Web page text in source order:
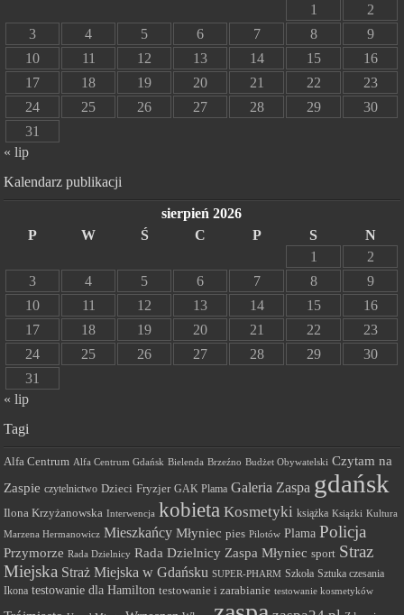
1
2
3
4 5 6 7 8
9
10
11 12 13 14 15
16
17
18 19 20 21 22
23
24
25 26 27 28 29
30
31
« lip
Kalendarz publikacji
sierpień 2026
P
W Ś C P S
N
1
2
3
4 5 6 7 8
9
10
11 12 13 14 15
16
17
18 19 20 21 22
23
24
25 26 27 28 29
30
31
« lip
Tagi
Alfa Centrum Alfa Centrum Gdańsk Bielenda Brzeźno Budżet Obywatelski Czytam na
Zaspie czytelnictwo Dzieci Fryzjer GAK Plama Galeria Zaspa gdańsk
Ilona Krzyżanowska Interwencja kobieta Kosmetyki książka Książki Kultura
Marzena Hermanowicz Mieszkańcy Młyniec pies Pilotów Plama Policja
Przymorze Rada Dzielnicy Rada Dzielnicy Zaspa Młyniec sport Straz
Miejska Straż Miejska w Gdańsku SUPER-PHARM Szkoła Sztuka czesania
Ikona testowanie dla Hamilton testowanie i zarabianie testowanie kosmetyków